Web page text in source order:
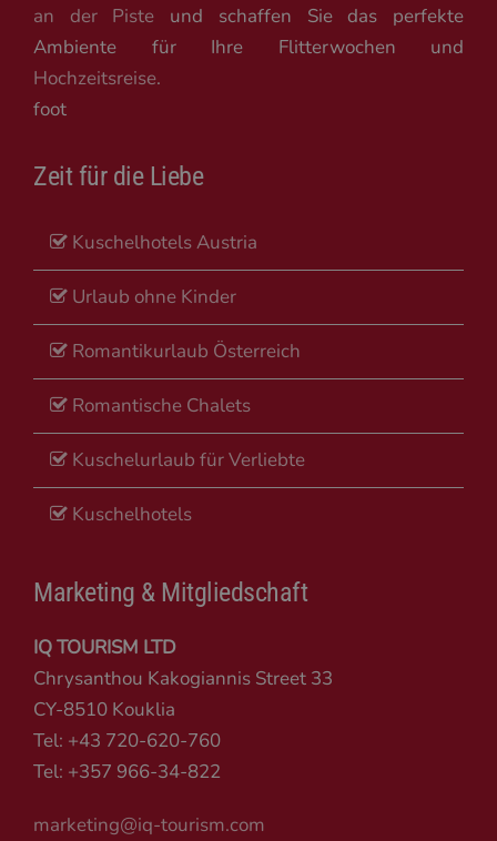
an der Piste und schaffen Sie das perfekte
Ambiente für Ihre Flitterwochen und
Hochzeitsreise.
foot
Zeit für die Liebe
Kuschelhotels Austria
Urlaub ohne Kinder
Romantikurlaub Österreich
Romantische Chalets
Kuschelurlaub für Verliebte
Kuschelhotels
Marketing & Mitgliedschaft
IQ TOURISM LTD
Chrysanthou Kakogiannis Street 33
CY-8510 Kouklia
Tel: +43 720-620-760
Tel: +357 966-34-822
marketing@iq-tourism.com